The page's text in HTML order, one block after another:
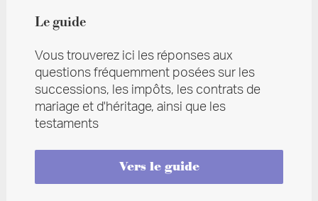
Le guide
Vous trouverez ici les réponses aux
questions fréquemment posées sur les
successions, les impôts, les contrats de
mariage et d'héritage, ainsi que les
testaments
Vers le guide